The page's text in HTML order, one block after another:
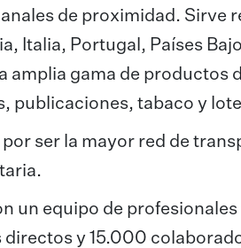
de proximidad.
Italia, Portugal, Países
amplia gama de
publicaciones, tabaco y
ser la mayor red de
un equipo de
y 15.000